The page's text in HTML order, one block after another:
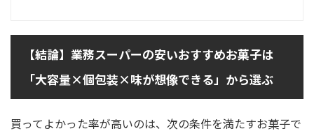
【結論】業務スーパーの安いおすすめお菓子は
「大容量×個包装×味が想像できる」から選ぶ
買ってよかった率が高いのは、次の条件を満たすお菓子で